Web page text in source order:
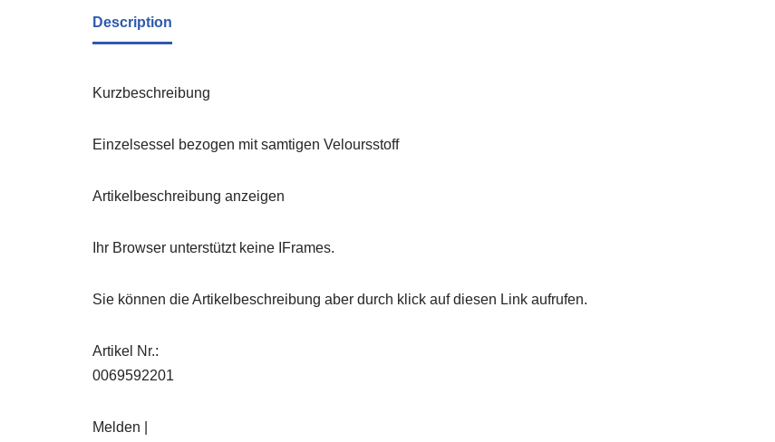
Description
Kurzbeschreibung
Einzelsessel bezogen mit samtigen Veloursstoff
Artikelbeschreibung anzeigen
Ihr Browser unterstützt keine IFrames.
Sie können die Artikelbeschreibung aber durch klick auf diesen Link aufrufen.
Artikel Nr.:
0069592201
Melden |